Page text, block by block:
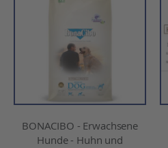
BONACIBO - Erwachsene
Hunde - Huhn und